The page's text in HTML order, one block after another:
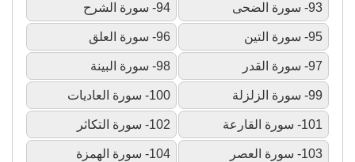
93- سورة الضحى 94- سورة الشرح
95- سورة التين 96- سورة العلق
97- سورة القدر 98- سورة البينة
99- سورة الزلزلة 100- سورة العاديات
101- سورة القارعة 102- سورة التكاثر
103- سورة العصر 104- سورة الهمزة